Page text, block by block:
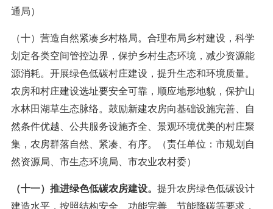
通局）
（十）营造自然紧凑乡村格局。合理布局乡村建设，科学
划定各类空间管控边界，保护乡村生态环境，减少资源能
源消耗。开展绿色低碳村庄建设，提升生态和环境质量。
农房和村庄建设选址要安全可靠，顺应地形地貌，保护山
水林田湖草生态脉络。鼓励新建农房向基础设施完善、自
然条件优越、公共服务设施齐全、景观环境优美的村庄聚
集，农房群落自然、紧凑、有序。（责任单位：市规划自
然资源局、市生态环境局、市农业农村委）
（十一）推进绿色低碳农房建设。 提升农房绿色低碳设计
建造水平，按照结构安全、功能完善、节能降碳等要求，